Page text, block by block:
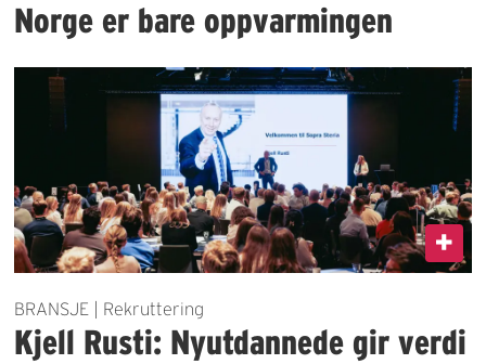
Norge er bare oppvarmingen
BRANSJE | Rekruttering
Kjell Rusti: Nyutdannede gir verdi